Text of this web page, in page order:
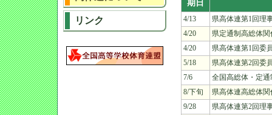
期日
4/13
県高体連第1回理
4/20
県定通制高総体
4/20
県高体連第1回委
5/18
県高体連第2回委
7/6
全国高総体・定
8/下旬
県高体連高総体
9/28
県高体連第2回理
リンク